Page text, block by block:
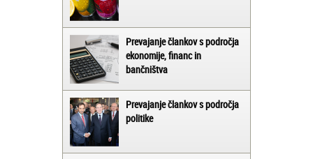
Prevajanje člankov s področja
ekonomije, financ in
bančništva
Prevajanje člankov s področja
politike